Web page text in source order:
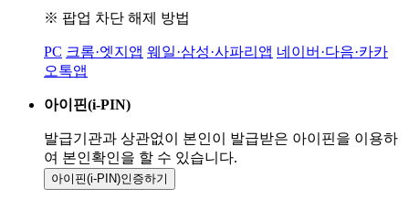
※ 팝업 차단 해제 방법
PC 크롬·엣지앱 웨일·삼성·사파리앱 네이버·다음·카카
오톡앱
아이핀(i-PIN)
발급기관과 상관없이 본인이 발급받은 아이핀을 이용하
여 본인확인을 할 수 있습니다.
아이핀(i-PIN)인증하기